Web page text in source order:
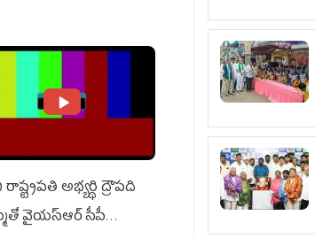
రాష్ట్ర‌ప‌తి అభ్య‌ర్థి ద్రౌప‌ది
వైయ‌స్ఆర్ సీపీ